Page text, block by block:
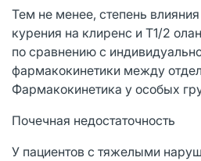
Тем не менее, степень
курения на клиренс и Т1/2
по сравнению с
фармакокинетики между
Фармакокинетика у особых
Почечная недостаточность
У пациентов с тяжелыми